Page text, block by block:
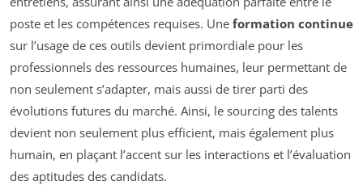
poste et les compétences requises. Une formation continue
sur l’usage de ces outils devient primordiale pour les
professionnels des ressources humaines, leur permettant de
non seulement s’adapter, mais aussi de tirer parti des
évolutions futures du marché. Ainsi, le sourcing des talents
devient non seulement plus efficient, mais également plus
humain, en plaçant l’accent sur les interactions et l’évaluation
des aptitudes des candidats.